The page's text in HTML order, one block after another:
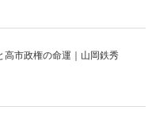
高市政権の命運｜山岡鉄秀